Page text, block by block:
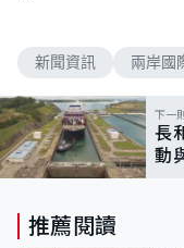
新聞資訊 兩岸國
下一
長
動
推薦閱讀